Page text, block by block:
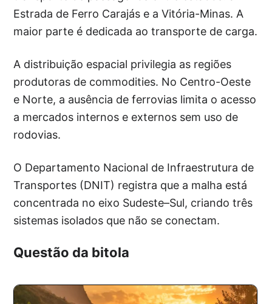
Estrada de Ferro Carajás e a Vitória-Minas. A
maior parte é dedicada ao transporte de carga.
A distribuição espacial privilegia as regiões
produtoras de commodities. No Centro-Oeste
e Norte, a ausência de ferrovias limita o acesso
a mercados internos e externos sem uso de
rodovias.
O Departamento Nacional de Infraestrutura de
Transportes (DNIT) registra que a malha está
concentrada no eixo Sudeste–Sul, criando três
sistemas isolados que não se conectam.
Questão da bitola